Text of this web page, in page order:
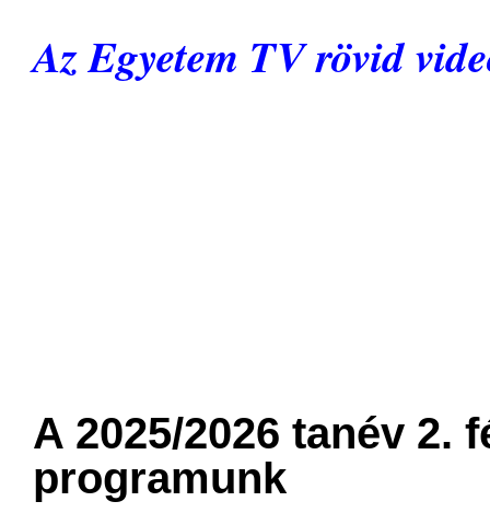
Az Egyetem TV rövid
A 2025/2026 tanév 2.
programunk